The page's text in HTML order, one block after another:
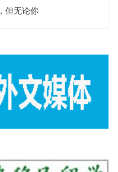
但无论你